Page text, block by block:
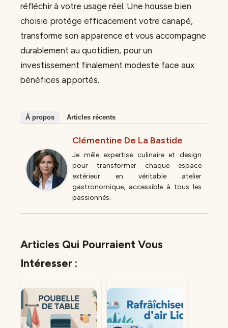
réfléchir à votre usage réel. Une housse bien
choisie protège efficacement votre canapé,
transforme son apparence et vous accompagne
durablement au quotidien, pour un
investissement finalement modeste face aux
bénéfices apportés.
À propos Articles récents
Clémentine De La Bastide
Je mêle expertise culinaire et design
pour transformer chaque espace
extérieur en véritable atelier
gastronomique, accessible à tous les
passionnés.
Articles Qui Pourraient Vous
Intéresser :